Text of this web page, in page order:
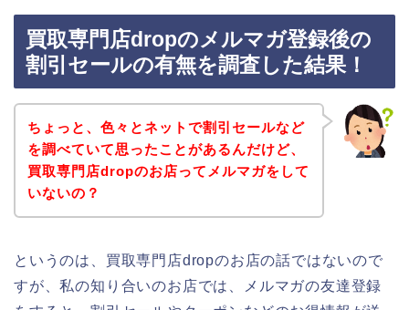
買取専門店dropのメルマガ登録後の
割引セールの有無を調査した結果！
ちょっと、色々とネットで割引セールなど
を調べていて思ったことがあるんだけど、
買取専門店dropのお店ってメルマガをして
いないの？
というのは、買取専門店dropのお店の話ではないので
すが、私の知り合いのお店では、メルマガの友達登録